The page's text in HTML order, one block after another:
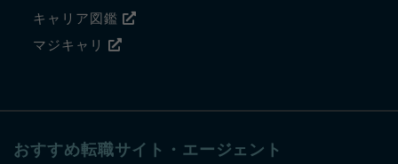
キャリア図鑑
マジキャリ
おすすめ転職サイト・エージェント